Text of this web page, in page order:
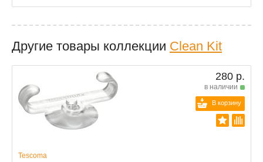
Другие товары коллекции Clean Kit
280 р.
в наличии
В корзину
Tescoma